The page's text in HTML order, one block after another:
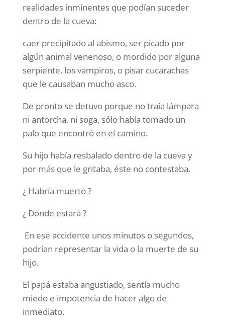
realidades inminentes que podían suceder
dentro de la cueva:
caer precipitado al abismo, ser picado por
algún animal venenoso, o mordido por alguna
serpiente, los vampiros, o pisar cucarachas
que le causaban mucho asco.
De pronto se detuvo porque no traía lámpara
ni antorcha, ni soga, sólo había tomado un
palo que encontró en el camino.
Su hijo había resbalado dentro de la cueva y
por más que le gritaba, éste no contestaba.
¿ Habría muerto ?
¿ Dónde estará ?
En ese accidente unos minutos o segundos,
podrían representar la vida o la muerte de su
hijo.
El papá estaba angustiado, sentía mucho
miedo e impotencia de hacer algo de
inmediato.